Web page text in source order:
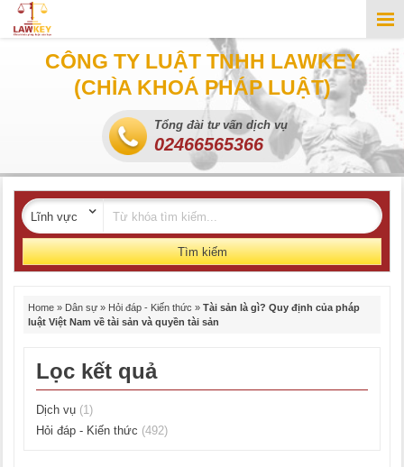
CÔNG TY LUẬT TNHH LAWKEY
(CHÌA KHOÁ PHÁP LUẬT)
Tổng đài tư vấn dịch vụ
02466565366
Tìm kiếm
Home » Dân sự » Hỏi đáp - Kiến thức » Tài sản là gì? Quy định của pháp
luật Việt Nam về tài sản và quyền tài sản
Lọc kết quả
Dịch vụ (1)
Hỏi đáp - Kiến thức (492)